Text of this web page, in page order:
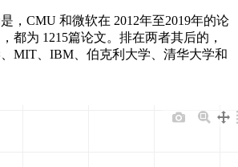
CMU 和微软在 2012年至2019年的论
都为 1215篇论文。排在两者其后的，
MIT、IBM、伯克利大学、清华大学和